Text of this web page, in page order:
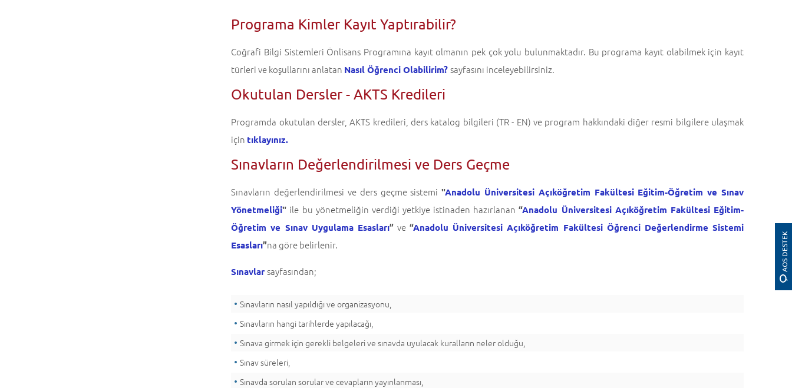
AOS DESTEK
Programa Kimler Kayıt Yaptırabilir?
Coğrafi Bilgi Sistemleri Önlisans Programına kayıt olmanın pek çok yolu bulunmaktadır. Bu programa kayıt olabilmek için kayıt
türleri ve koşullarını anlatan Nasıl Öğrenci Olabilirim? sayfasını inceleyebilirsiniz.
Okutulan Dersler - AKTS Kredileri
Programda okutulan dersler, AKTS kredileri, ders katalog bilgileri (TR - EN) ve program hakkındaki diğer resmi bilgilere ulaşmak
için tıklayınız.
Sınavların Değerlendirilmesi ve Ders Geçme
Sınavların değerlendirilmesi ve ders geçme sistemi"Anadolu Üniversitesi Açıköğretim Fakültesi Eğitim-Öğretim ve Sınav
Yönetmeliği" ile bu yönetmeliğin verdiği yetkiye istinaden hazırlanan“Anadolu Üniversitesi Açıköğretim Fakültesi Eğitim-
Öğretim ve Sınav Uygulama Esasları”ve“Anadolu Üniversitesi Açıköğretim Fakültesi Öğrenci Değerlendirme Sistemi
Esasları”na göre belirlenir.
Sınavlar sayfasından;
Sınavların nasıl yapıldığı ve organizasyonu,
Sınavların hangi tarihlerde yapılacağı,
Sınava girmek için gerekli belgeleri ve sınavda uyulacak kuralların neler olduğu,
Sınav süreleri,
Sınavda sorulan sorular ve cevapların yayınlanması,